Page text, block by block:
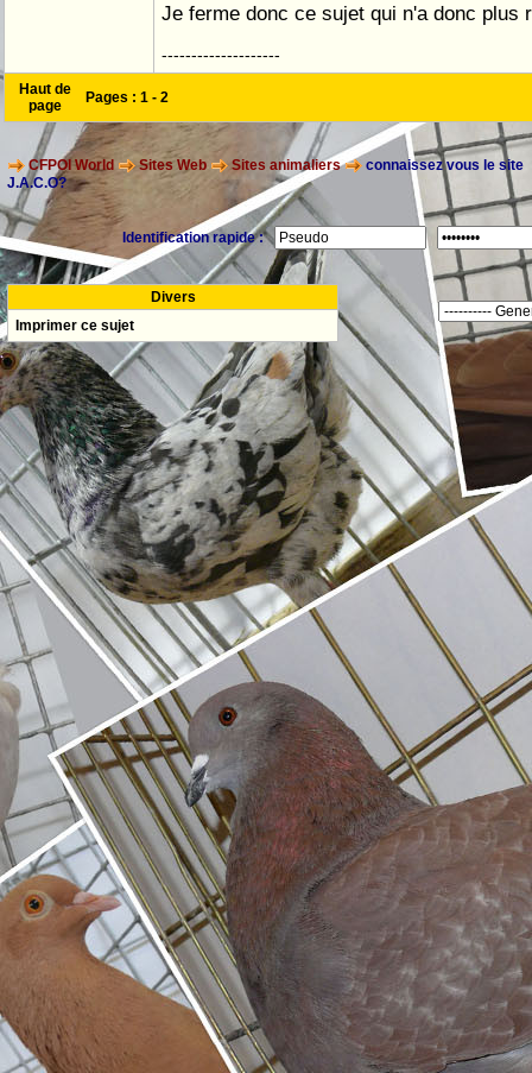
Je ferme donc ce sujet qui n'a donc plus
--------------------
Haut de
page
Pages : 1 - 2
CFPOI World Sites Web Sites animaliers
connaissez vous le site
J.A.C.O?
Identification rapide :
Divers
Imprimer ce sujet